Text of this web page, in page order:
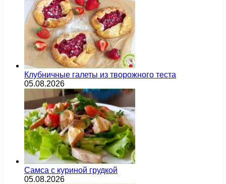
Клубничные галеты из творожного теста
05.08.2026
Самса с куриной грудкой
05.08.2026